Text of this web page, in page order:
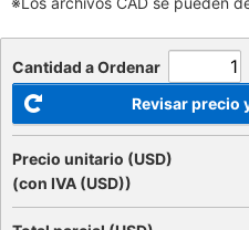
Cantidad a Ordenar
Revisar precio
Precio unitario (USD)
(con IVA (USD))